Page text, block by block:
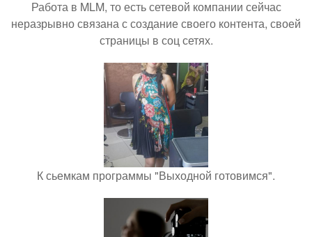
Работа в MLM, то есть сетевой компании сейчас
неразрывно связана с создание своего контента, своей
страницы в соц сетях.
К сьемкам программы "Выходной готовимся".